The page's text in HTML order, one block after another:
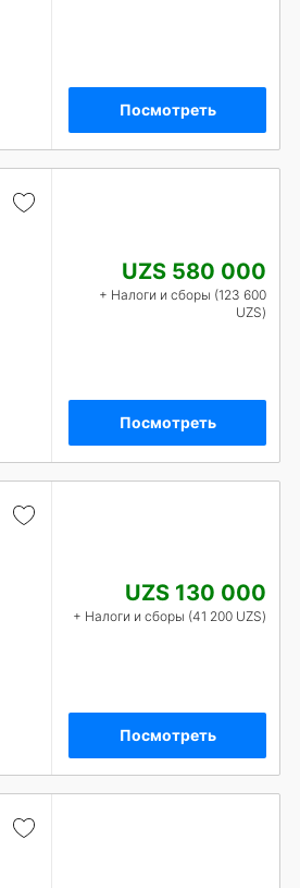
Посмотреть
UZS 580 000
+ Налоги и сборы (123 600
UZS)
Посмотреть
UZS 130 000
+ Налоги и сборы (41 200 UZS)
Посмотреть